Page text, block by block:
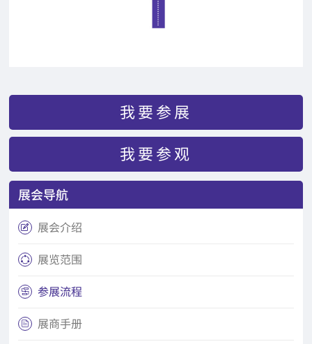
我要参展
我要参观
展会导航
 展会介绍
 展览范围
 参展流程
 展商手册